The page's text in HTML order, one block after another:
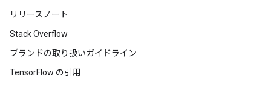
リリースノート
Stack Overflow
ブランドの取り扱いガイドライン
TensorFlow の引用